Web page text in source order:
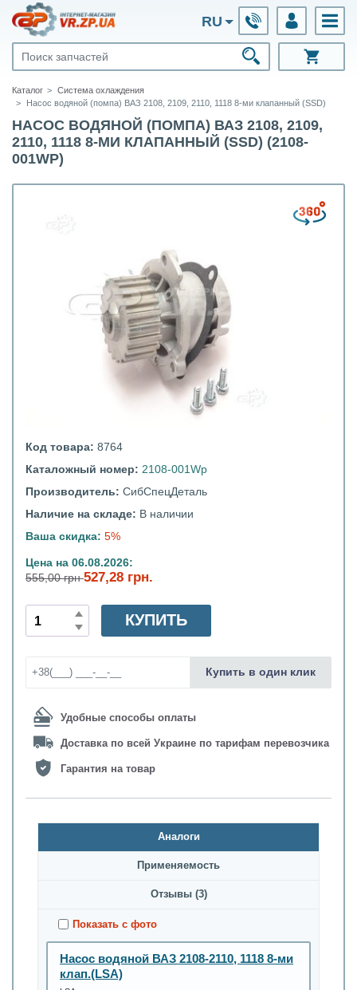
RU
Каталог
Система охлаждения
Насос водяной (помпа) ВАЗ 2108, 2109, 2110, 1118 8-ми клапанный (SSD)
НАСОС ВОДЯНОЙ (ПОМПА) ВАЗ 2108, 2109,
2110, 1118 8-МИ КЛАПАННЫЙ (SSD) (2108-
001WP)
Код товара: 8764
Каталожный номер: 2108-001Wp
Производитель: СибСпецДеталь
Наличие на складе: В наличии
Ваша скидка: 5%
Цена на 06.08.2026:
555,00 грн527,28 грн.
Удобные способы оплаты
Доставка по всей Украине по тарифам перевозчика
Гарантия на товар
КУПИТЬ
Купить в один клик
Аналоги
Применяемость
Oтзывы (3)
Показать с фото
Насос водяной ВАЗ 2108-2110, 1118 8-ми
клап.(LSA)